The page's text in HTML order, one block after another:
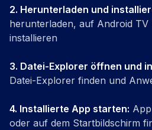
2. Herunterladen und
herunterladen, auf Android TV
installieren
3. Datei-Explorer öffnen und
Datei-Explorer finden und
4. Installierte App starten:
oder auf dem Startbildschirm